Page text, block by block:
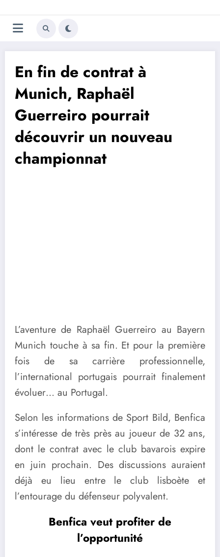
au
contenu
Trivela
L'actualité du football
En fin de contrat à
Munich, Raphaël
Guerreiro pourrait
découvrir un nouveau
championnat
L’aventure de Raphaël Guerreiro au Bayern
Munich touche à sa fin. Et pour la première
fois de sa carrière professionnelle,
l’international portugais pourrait finalement
évoluer… au Portugal.
Selon les informations de Sport Bild, Benfica
s’intéresse de très près au joueur de 32 ans,
dont le contrat avec le club bavarois expire
en juin prochain. Des discussions auraient
déjà eu lieu entre le club lisboète et
l’entourage du défenseur polyvalent.
Benfica veut profiter de
l’opportunité